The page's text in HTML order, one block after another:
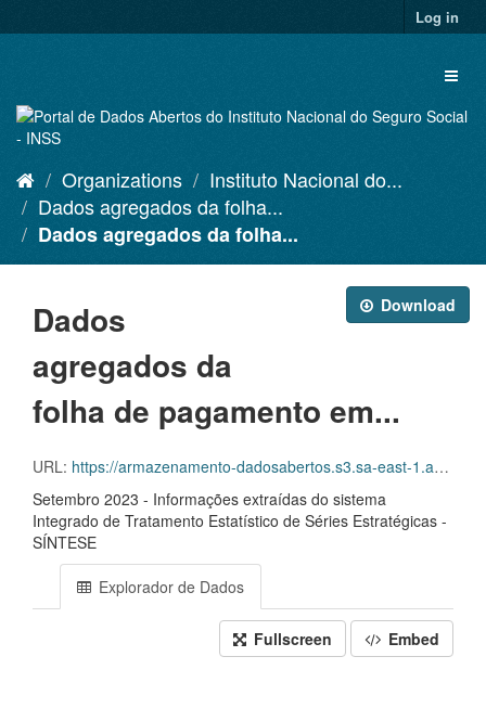
to
Log in
Organizations
Instituto Nacional do...
Dados agregados da folha...
Dados agregados da folha...
Download
Dados
agregados da
folha de pagamento em...
URL: https://armazenamento-dadosabertos.s3.sa-east-1.amazonaws.com/PDA_2023_2025/Grupos_de_dados/Dados+agregados+da+folha+de+pagamento+em+rela%C3%A7%C3%A3o+aos+benef%C3%ADcios+emitidos/p_benefemitidosespecieuo_20231016_041705.xlsx
Setembro 2023 - Informações extraídas do sistema
Integrado de Tratamento Estatístico de Séries Estratégicas -
SÍNTESE
Explorador de Dados
Fullscreen Embed